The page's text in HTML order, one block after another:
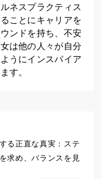
ネスプラクティス
ことにキャリアを
ンドを持ち、不安
は他の人々が自分
うにインスパイア
す。
る正直な真実：ステ
求め、バランスを見